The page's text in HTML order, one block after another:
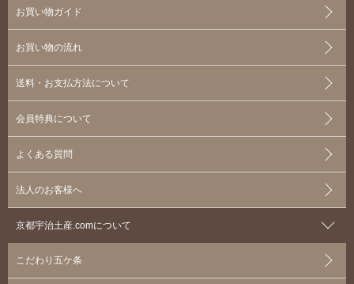
お買い物ガイド
お買い物の流れ
送料・お支払方法について
会員特典について
よくある質問
法人のお客様へ
京都宇治土産.comについて
こだわり五ケ条